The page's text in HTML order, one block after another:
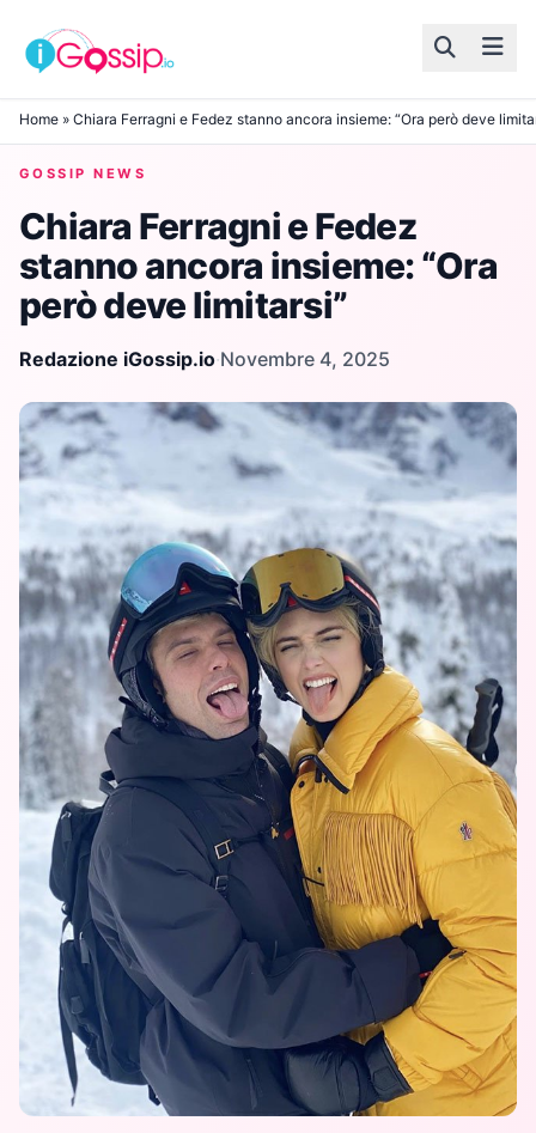
Skip to content
Home » Chiara Ferragni e Fedez stanno ancora insieme: “Ora però deve
GOSSIP NEWS
Chiara Ferragni e Fedez
stanno ancora insieme: “Ora
però deve limitarsi”
Redazione iGossip.io·Novembre 4, 2025